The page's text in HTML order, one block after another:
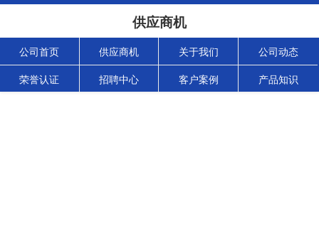
供应商机
公司首页 供应商机 关于我们 公司动态
荣誉认证 招聘中心 客户案例 产品知识